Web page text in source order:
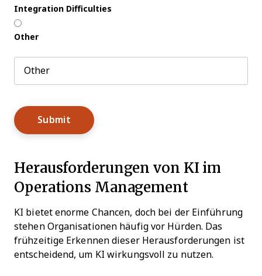
Integration Difficulties
Other
Herausforderungen von KI im
Operations Management
KI bietet enorme Chancen, doch bei der Einführung
stehen Organisationen häufig vor Hürden. Das
frühzeitige Erkennen dieser Herausforderungen ist
entscheidend, um KI wirkungsvoll zu nutzen.